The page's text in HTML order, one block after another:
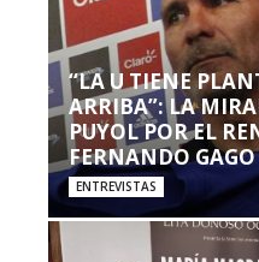
“LA U TIENE
ARRIBA”: LA
PUYOL POR EL
FERNANDO GAGO
ENTREVISTAS